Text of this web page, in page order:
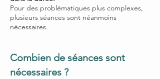
Pour des problématiques plus complexes,
plusieurs séances sont néanmoins
nécessaires.
Combien de séances sont
nécessaires ?